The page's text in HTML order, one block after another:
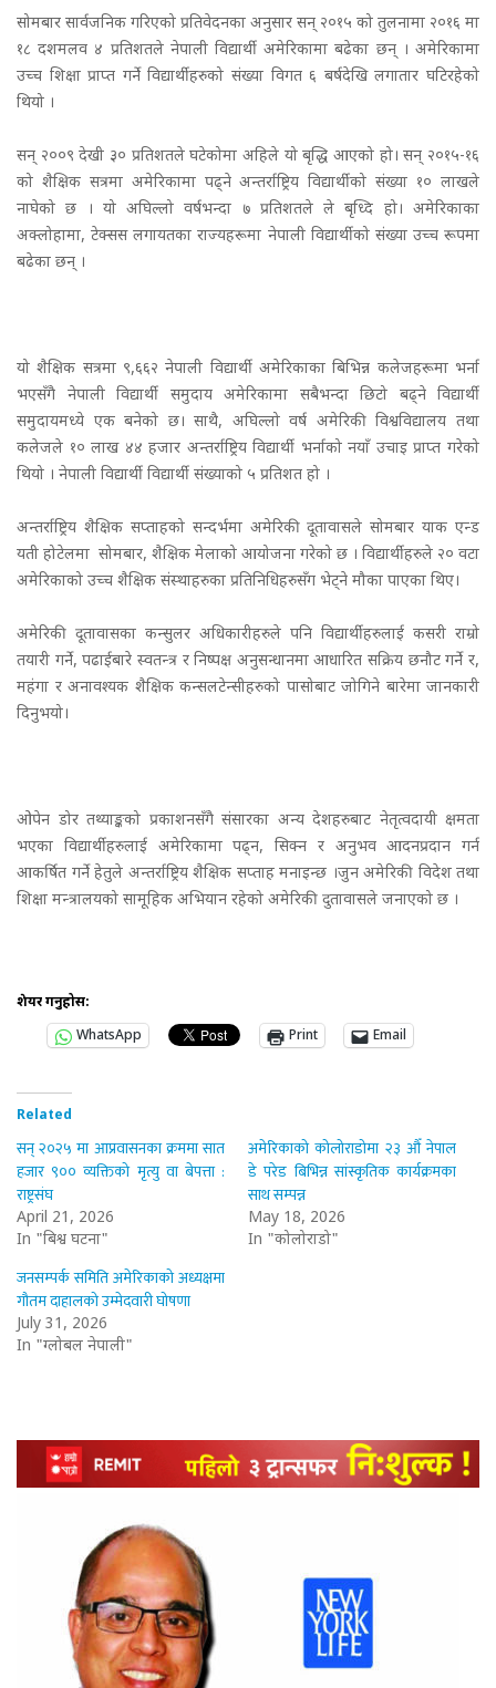
सोमबार सार्वजनिक गरिएको प्रतिवेदनका अनुसार सन् २०१५ को तुलनामा २०१६ मा
१८ दशमलव ४ प्रतिशतले नेपाली विद्यार्थी अमेरिकामा बढेका छन् । अमेरिकामा
उच्च शिक्षा प्राप्त गर्ने विद्यार्थीहरुको संख्या विगत ६ बर्षदेखि लगातार घटिरहेको
थियो ।
सन् २००९ देखी ३० प्रतिशतले घटेकोमा अहिले यो बृद्धि आएको हो। सन् २०१५-१६
को शैक्षिक सत्रमा अमेरिकामा पढ्ने अन्तर्राष्ट्रिय विद्यार्थीको संख्या १० लाखले
नाघेको छ । यो अघिल्लो वर्षभन्दा ७ प्रतिशतले ले बृध्दि हो। अमेरिकाका
अक्लोहामा, टेक्सस लगायतका राज्यहरूमा नेपाली विद्यार्थीको संख्या उच्च रूपमा
बढेका छन् ।
यो शैक्षिक सत्रमा ९,६६२ नेपाली विद्यार्थी अमेरिकाका बिभिन्न कलेजहरूमा भर्ना
भएसँगै नेपाली विद्यार्थी समुदाय अमेरिकामा सबैभन्दा छिटो बढ्ने विद्यार्थी
समुदायमध्ये एक बनेको छ। साथै, अघिल्लो वर्ष अमेरिकी विश्वविद्यालय तथा
कलेजले १० लाख ४४ हजार अन्तर्राष्ट्रिय विद्यार्थी भर्नाको नयाँ उचाइ प्राप्त गरेको
थियो । नेपाली विद्यार्थी विद्यार्थी संख्याको ५ प्रतिशत हो ।
अन्तर्राष्ट्रिय शैक्षिक सप्ताहको सन्दर्भमा अमेरिकी दूतावासले सोमबार याक एन्ड
यती होटेलमा सोमबार, शैक्षिक मेलाको आयोजना गरेको छ । विद्यार्थीहरुले २० वटा
अमेरिकाको उच्च शैक्षिक संस्थाहरुका प्रतिनिधिहरुसँग भेट्ने मौका पाएका थिए।
अमेरिकी दूतावासका कन्सुलर अधिकारीहरुले पनि विद्यार्थीहरुलाई कसरी राम्रो
तयारी गर्ने, पढाईबारे स्वतन्त्र र निष्पक्ष अनुसन्धानमा आधारित सक्रिय छनौट गर्ने र,
महंगा र अनावश्यक शैक्षिक कन्सलटेन्सीहरुको पासोबाट जोगिने बारेमा जानकारी
दिनुभयो।
ओपेन डोर तथ्याङ्कको प्रकाशनसँगै संसारका अन्य देशहरुबाट नेतृत्वदायी क्षमता
भएका विद्यार्थीहरुलाई अमेरिकामा पढ्न, सिक्न र अनुभव आदनप्रदान गर्न
आकर्षित गर्ने हेतुले अन्तर्राष्ट्रिय शैक्षिक सप्ताह मनाइन्छ ।जुन अमेरिकी विदेश तथा
शिक्षा मन्त्रालयको सामूहिक अभियान रहेको अमेरिकी दुतावासले जनाएको छ ।
शेयर गर्नुहोस:
WhatsApp
Print Email
Related
सन् २०२५ मा आप्रवासनका क्रममा सात
हजार ९०० व्यक्तिको मृत्यु वा बेपत्ता :
राष्ट्रसंघ
April 21, 2026
In "बिश्व घटना"
अमेरिकाको कोलोराडोमा २३ औँ नेपाल
डे परेड बिभिन्न सांस्कृतिक कार्यक्रमका
साथ सम्पन्न
May 18, 2026
In "कोलोराडो"
जनसम्पर्क समिति अमेरिकाको अध्यक्षमा
गौतम दाहालको उम्मेदवारी घोषणा
July 31, 2026
In "ग्लोबल नेपाली"